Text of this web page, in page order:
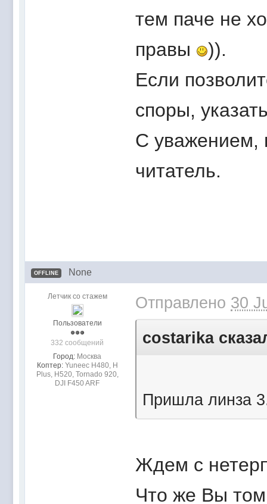
тем паче не
правы
)).
Если
споры,
С уважением,
читатель.
OFFLINE None
Летчик со стажем
Пользователи
332 сообщений
Город: Mocквa
Коптер: Yuneec H480, H
Plus, H520, Tornado 920,
DJI F450 ARF
Отправлено 30
costarika
Пришла линза
Ждем с
Что же Вы